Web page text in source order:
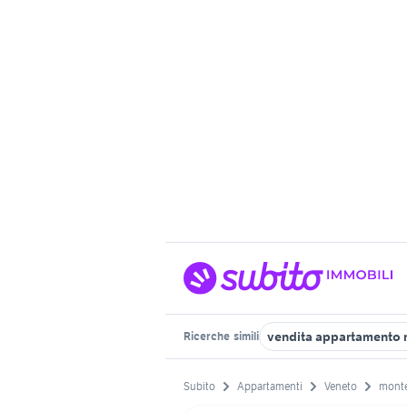
Ricerche simili vendita appartamento
Subito Appartamenti Veneto